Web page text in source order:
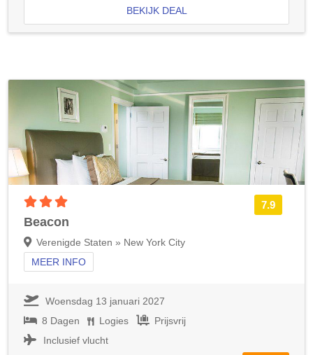
BEKIJK DEAL
7.9
Beacon
Verenigde Staten » New York City
MEER INFO
Woensdag 13 januari 2027
8 Dagen
Logies
Prijsvrij
Inclusief vlucht